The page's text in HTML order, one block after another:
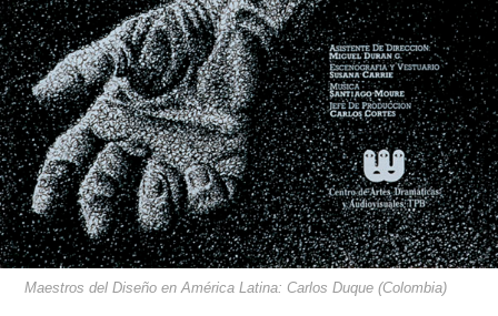
Maestros del Diseño en América Latina: Carlos Duque (Colombia)